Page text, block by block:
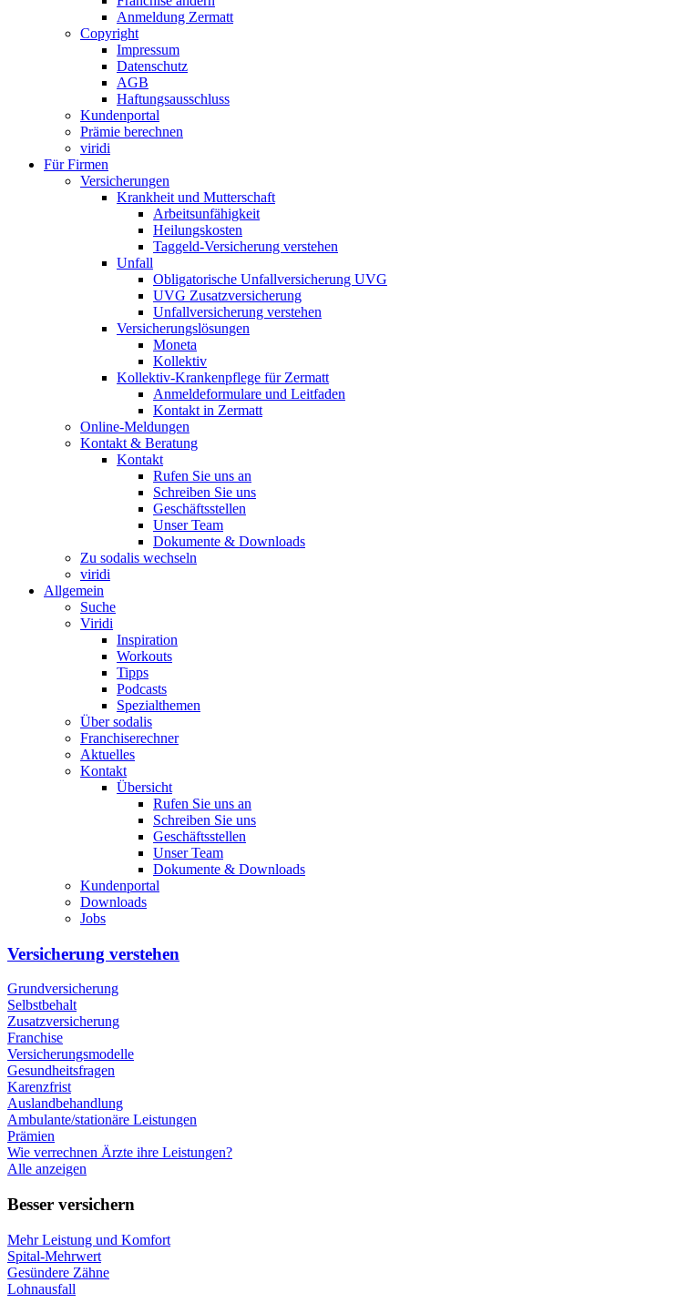
Anmeldung Zermatt
Copyright
Impressum
Datenschutz
AGB
Haftungsausschluss
Kundenportal
Prämie berechnen
viridi
Für Firmen
Versicherungen
Krankheit und Mutterschaft
Arbeitsunfähigkeit
Heilungskosten
Taggeld-Versicherung verstehen
Unfall
Obligatorische Unfallversicherung UVG
UVG Zusatzversicherung
Unfallversicherung verstehen
Versicherungslösungen
Moneta
Kollektiv
Kollektiv-Krankenpflege für Zermatt
Anmeldeformulare und Leitfaden
Kontakt in Zermatt
Online-Meldungen
Kontakt & Beratung
Kontakt
Rufen Sie uns an
Schreiben Sie uns
Geschäftsstellen
Unser Team
Dokumente & Downloads
Zu sodalis wechseln
viridi
Allgemein
Suche
Viridi
Inspiration
Workouts
Tipps
Podcasts
Spezialthemen
Über sodalis
Franchiserechner
Aktuelles
Kontakt
Übersicht
Rufen Sie uns an
Schreiben Sie uns
Geschäftsstellen
Unser Team
Dokumente & Downloads
Kundenportal
Downloads
Jobs
Versicherung verstehen
Grundversicherung
Selbstbehalt
Zusatzversicherung
Franchise
Versicherungsmodelle
Gesundheitsfragen
Karenzfrist
Auslandbehandlung
Ambulante/stationäre Leistungen
Prämien
Wie verrechnen Ärzte ihre Leistungen?
Alle anzeigen
Besser versichern
Mehr Leistung und Komfort
Spital-Mehrwert
Gesündere Zähne
Lohnausfall